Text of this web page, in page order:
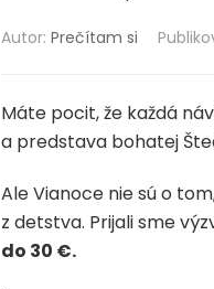
Autor: Prečítam si
Máte pocit, že každá
a predstava bohatej
Ale Vianoce nie sú o
z detstva. Prijali sme
do 30 €.